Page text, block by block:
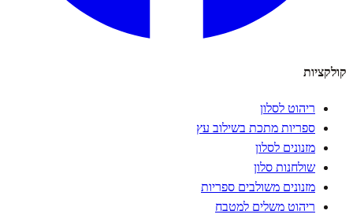
קולקציות
ריהוט לסלון
ספריות מתכת בשילוב עץ
מזנונים לסלון
שולחנות סלון
מזנונים משולבים ספריות
ריהוט משלים למטבח